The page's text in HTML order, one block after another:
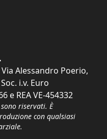
Alessandro Poerio,
i.v. Euro
e REA VE-454332
riservati. È
con qualsiasi